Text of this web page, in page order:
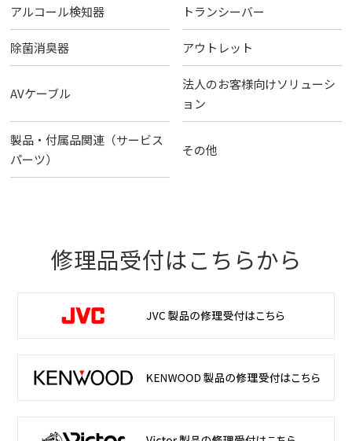
アルコール検知器 トランシーバー
除菌消臭器 アウトレット
AVケーブル
法人のお客様向けソリューシ
ョン
製品・付属品関連（サービス
パーツ）
その他
修理品受付はこちらから